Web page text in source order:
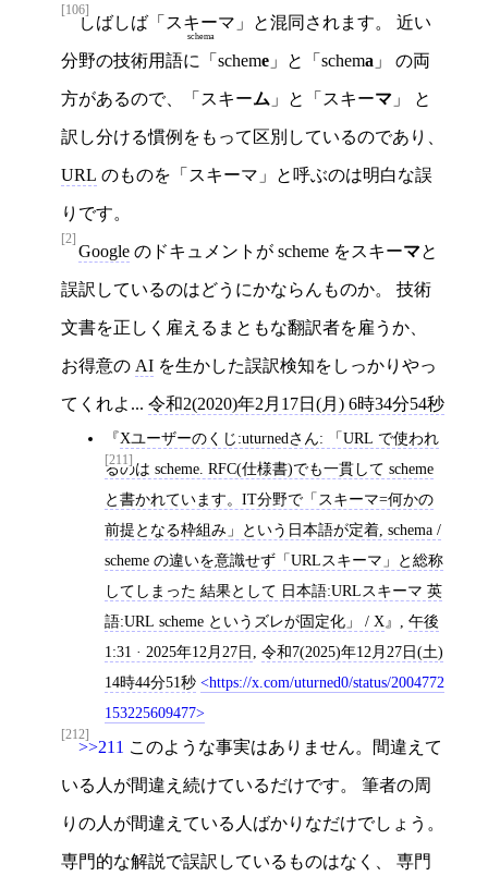
[106]
しばしば「 スキーマ
schema
」と混同されます。 近い
分野の技術用語に「scheme 」と「schema 」 の両
方があるので、「スキーム 」と「スキーマ 」 と
訳し分ける慣例をもって区別しているのであり、
URL のものを「スキーマ」と呼ぶのは明白な誤
りです。
[2]
Google のドキュメントが scheme をスキーマと
誤訳しているのはどうにかならんものか。 技術
文書を正しく雇えるまともな翻訳者を雇うか、
お得意の AI を生かした誤訳検知をしっかりやっ
てくれよ... 令和2(2020)年2月17日(月) 6時34分54秒
[211]
Xユーザーのくじ:uturnedさん: 「URL で使われ
るのは scheme. RFC(仕様書)でも一貫して scheme
と書かれています。IT分野で「スキーマ=何かの
前提となる枠組み」という日本語が定着, schema /
scheme の違いを意識せず「URLスキーマ」と総称
してしまった 結果として 日本語:URLスキーマ 英
語:URL scheme というズレが固定化」 / X
午後
1:31 · 2025年12月27日
令和7(2025)年12月27日(土)
14時44分51秒
https://x.com/uturned0/status/2004772
153225609477
[212]
>>211 このような事実はありません。間違えて
いる人が間違え続けているだけです。 筆者の周
りの人が間違えている人ばかりなだけでしょう。
専門的な解説で誤訳しているものはなく、 専門